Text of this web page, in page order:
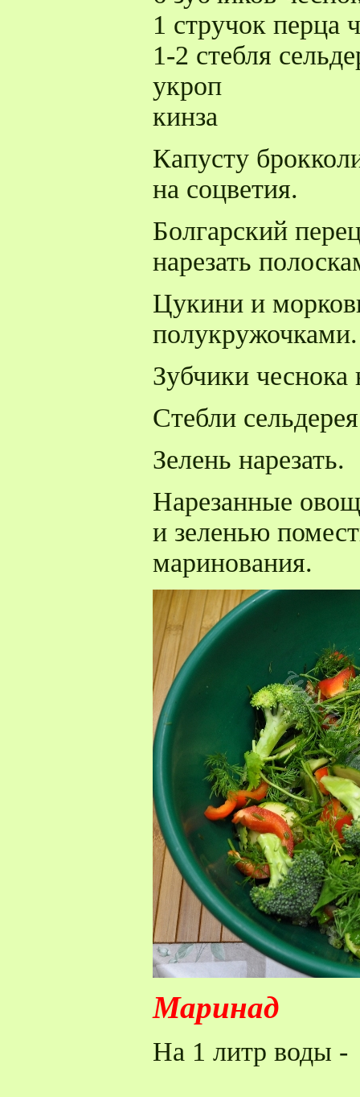
1 стручок перца
1-2 стебля
укроп
кинза
Капусту
на соцветия.
Болгарский
нарезать
Цукини и
полукружочками.
Зубчики чеснока
Стебли
Зелень нарезать.
Нарезанные
и зеленью
маринования.
Маринад
На 1 литр воды -